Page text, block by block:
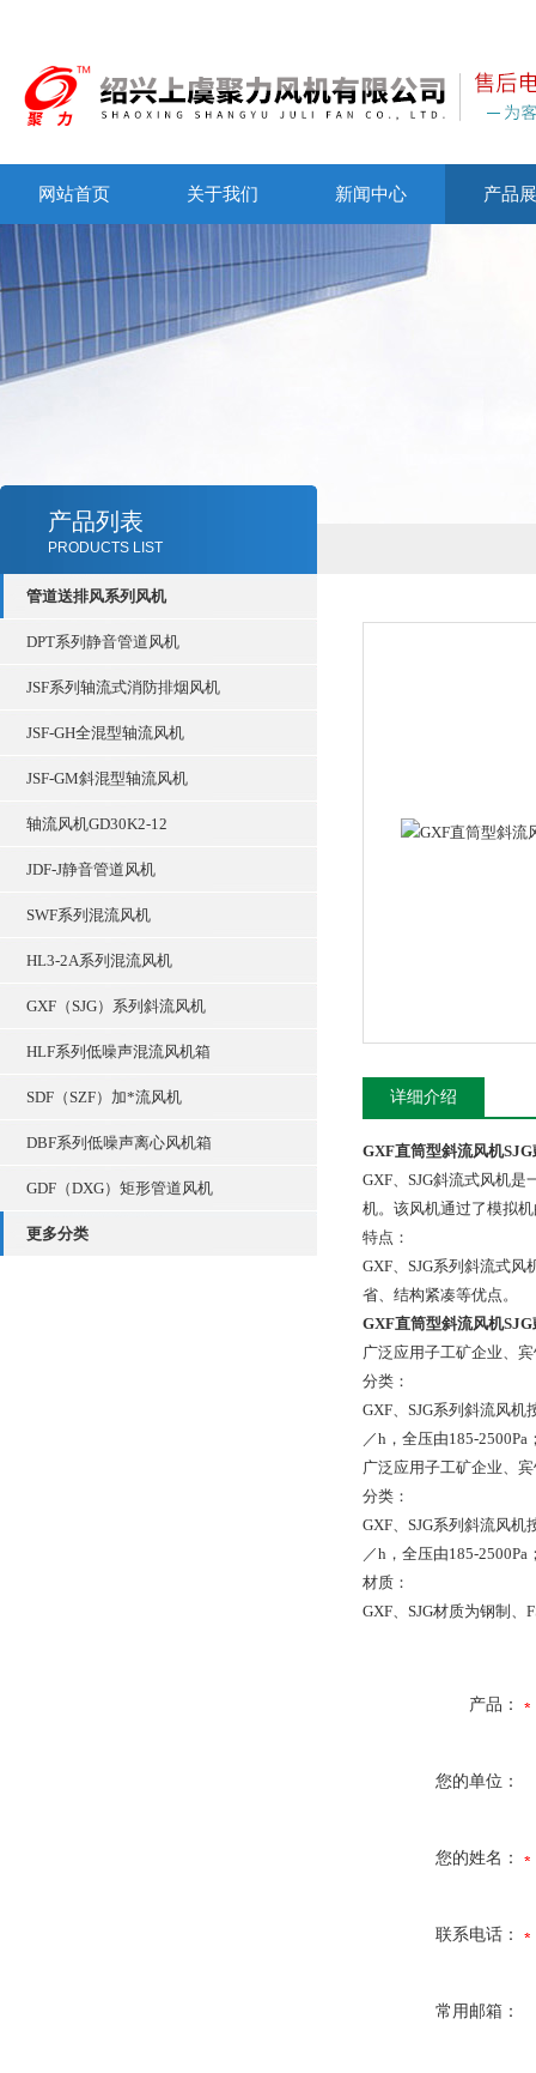
网站首页 关于我们 新闻中心 产品
产品列表
PRODUCTS LIST
管道送排风系列风机
DPT系列静音管道风机
JSF系列轴流式消防排烟风机
JSF-GH全混型轴流风机
JSF-GM斜混型轴流风机
轴流风机GD30K2-12
JDF-J静音管道风机
SWF系列混流风机
HL3-2A系列混流风机
GXF（SJG）系列斜流风机
HLF系列低噪声混流风机箱
SDF（SZF）加*流风机
DBF系列低噪声离心风机箱
GDF（DXG）矩形管道风机
更多分类
详细介绍
GXF直筒型斜流风机
GXF、SJG斜流式风机
机。该风机通过了模拟
特点：
GXF、SJG系列斜流式
省、结构紧凑等优点。
GXF直筒型斜流风机
广泛应用子工矿企业、
分类：
GXF、SJG系列斜流风
／h，全压由185-
广泛应用子工矿企业、
分类：
GXF、SJG系列斜流风
／h，全压由185-
材质：
GXF、SJG材质为钢制、
产品：
您的单位：
您的姓名：
联系电话：
常用邮箱：